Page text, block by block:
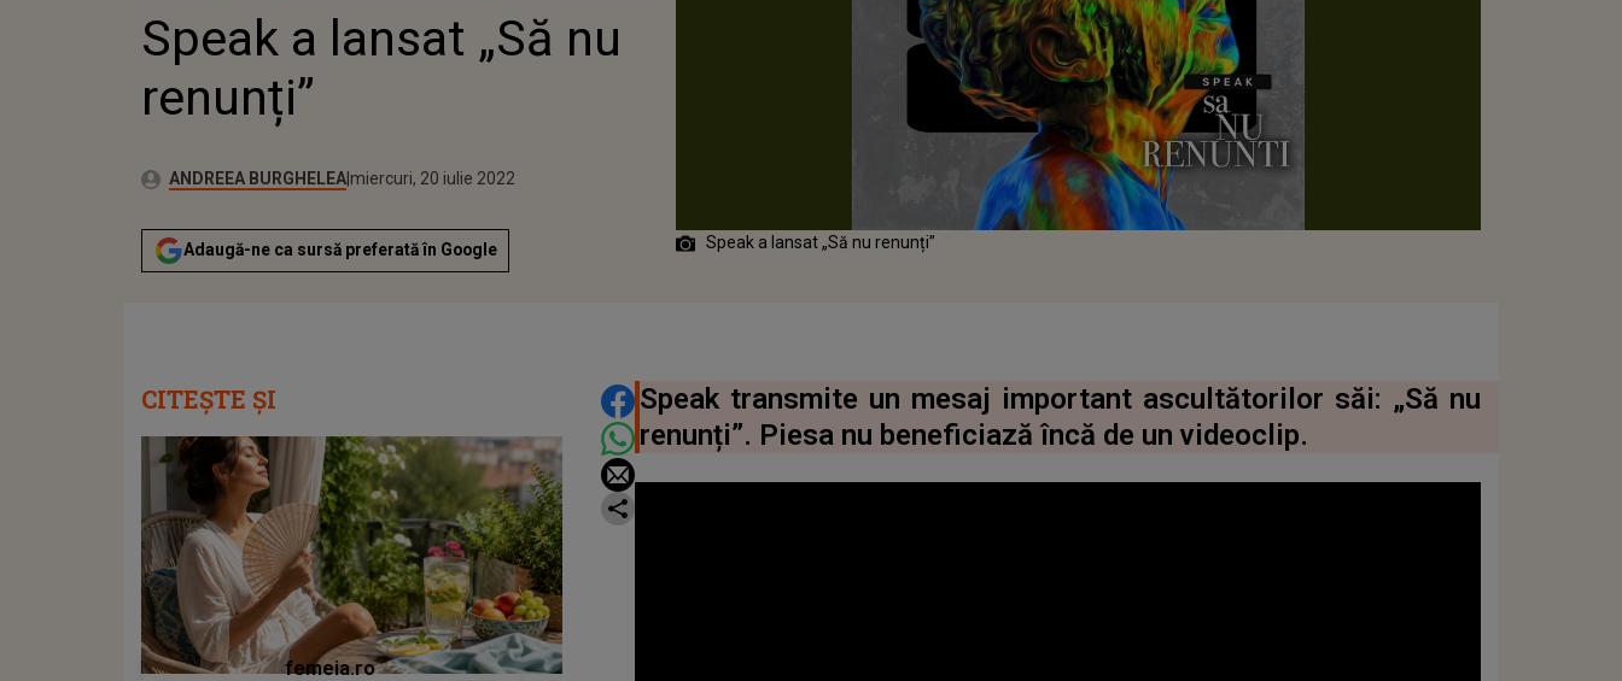
Speak a lansat „Să nu
renunți”
Autor:ANDREEA BURGHELEAPublicat:
miercuri, 3 martie 2021
Actualizat:
miercuri, 20 iulie 2022
Adaugă-ne ca sursă preferată în Google Speak a lansat „Să nu renunți”
DISTRIBUIE ARTICOLUL
Speak transmite un mesaj important ascultătorilor săi: „Să nu
renunți”. Piesa nu beneficiază încă de un videoclip.
CITEȘTE ȘI
femeia.ro